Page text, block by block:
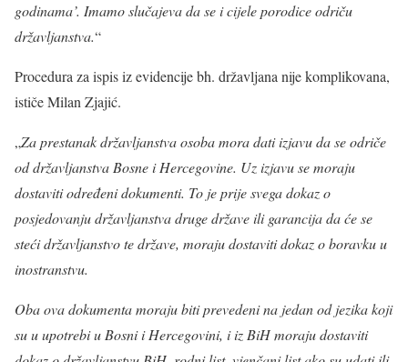
godinama’. Imamo slučajeva da se i cijele porodice odriču
državljanstva.“
Procedura za ispis iz evidencije bh. državljana nije komplikovana,
ističe Milan Zjajić.
„Za prestanak državljanstva osoba mora dati izjavu da se odriče
od državljanstva Bosne i Hercegovine. Uz izjavu se moraju
dostaviti određeni dokumenti. To je prije svega dokaz o
posjedovanju državljanstva druge države ili garancija da će se
steći državljanstvo te države, moraju dostaviti dokaz o boravku u
inostranstvu.
Oba ova dokumenta moraju biti prevedeni na jedan od jezika koji
su u upotrebi u Bosni i Hercegovini, i iz BiH moraju dostaviti